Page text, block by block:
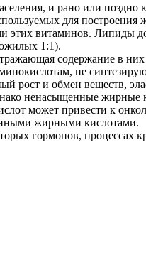
и рано или
для построения
витаминов. Липиды
1:1).
содержание
не
и обмен веществ,
ненасыщенные
может привести к
жирными кислотами.
гормонов,